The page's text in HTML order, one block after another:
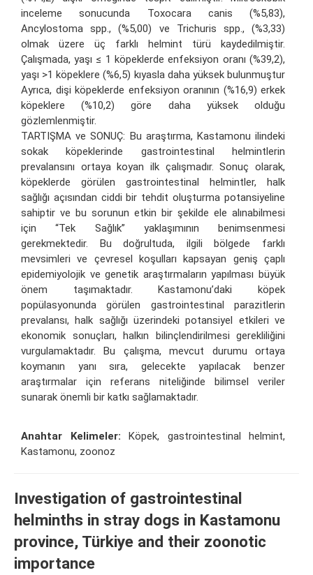
inceleme sonucunda Toxocara canis (%5,83),
Ancylostoma spp., (%5,00) ve Trichuris spp., (%3,33)
olmak üzere üç farklı helmint türü kaydedilmiştir.
Çalışmada, yaşı ≤ 1 köpeklerde enfeksiyon oranı (%39,2),
yaşı >1 köpeklere (%6,5) kıyasla daha yüksek bulunmuştur
Ayrıca, dişi köpeklerde enfeksiyon oranının (%16,9) erkek
köpeklere (%10,2) göre daha yüksek olduğu
gözlemlenmiştir.
TARTIŞMA ve SONUÇ: Bu araştırma, Kastamonu ilindeki
sokak köpeklerinde gastrointestinal helmintlerin
prevalansını ortaya koyan ilk çalışmadır. Sonuç olarak,
köpeklerde görülen gastrointestinal helmintler, halk
sağlığı açısından ciddi bir tehdit oluşturma potansiyeline
sahiptir ve bu sorunun etkin bir şekilde ele alınabilmesi
için “Tek Sağlık” yaklaşımının benimsenmesi
gerekmektedir. Bu doğrultuda, ilgili bölgede farklı
mevsimleri ve çevresel koşulları kapsayan geniş çaplı
epidemiyolojik ve genetik araştırmaların yapılması büyük
önem taşımaktadır. Kastamonu’daki köpek
popülasyonunda görülen gastrointestinal parazitlerin
prevalansı, halk sağlığı üzerindeki potansiyel etkileri ve
ekonomik sonuçları, halkın bilinçlendirilmesi gerekliliğini
vurgulamaktadır. Bu çalışma, mevcut durumu ortaya
koymanın yanı sıra, gelecekte yapılacak benzer
araştırmalar için referans niteliğinde bilimsel veriler
sunarak önemli bir katkı sağlamaktadır.
Anahtar Kelimeler: Köpek, gastrointestinal helmint,
Kastamonu, zoonoz
Investigation of gastrointestinal
helminths in stray dogs in Kastamonu
province, Türkiye and their zoonotic
importance